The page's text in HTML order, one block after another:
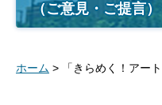
（ご意見・ご提言）
ホーム > 「きらめく！アー